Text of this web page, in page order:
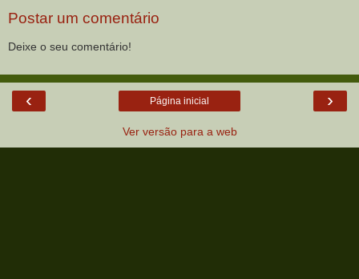
Postar um comentário
Deixe o seu comentário!
‹ ›
Página inicial
Ver versão para a web